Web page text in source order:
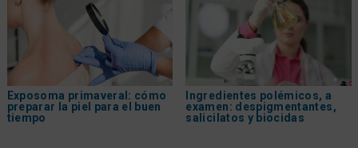
Exposoma primaveral: cómo
preparar la piel para el buen
tiempo
Ingredientes polémicos, a
examen: despigmentantes,
salicilatos y biocidas